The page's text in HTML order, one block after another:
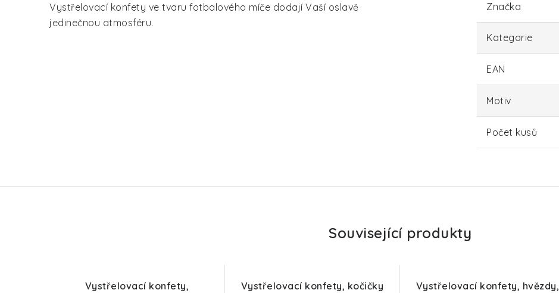
Vystřelovací konfety ve tvaru fotbalového míče dodají Vaší oslavě
jedinečnou atmosféru.
Značka
Kategorie
EAN
Motiv
Počet kusů
Související produkty
Vystřelovací konfety,
Vystřelovací konfety, kočičky
Vystřelovací konfety, hvězdy,